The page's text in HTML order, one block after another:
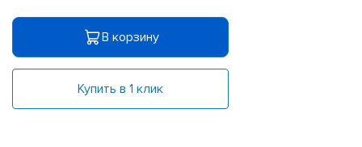
В корзину
Купить в 1 клик